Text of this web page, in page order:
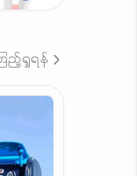
ည့်ရှုရန်